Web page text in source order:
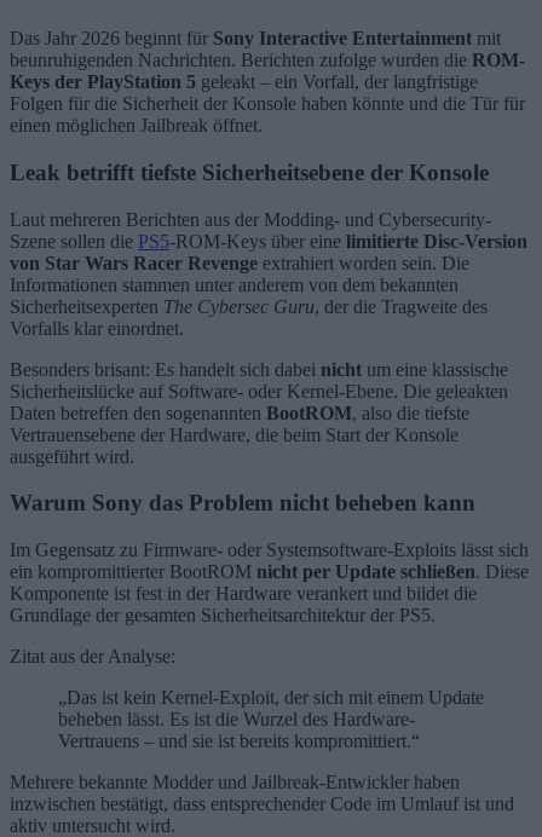
Das Jahr 2026 beginnt für Sony Interactive Entertainment mit
beunruhigenden Nachrichten. Berichten zufolge wurden die ROM-
Keys der PlayStation 5 geleakt – ein Vorfall, der langfristige
Folgen für die Sicherheit der Konsole haben könnte und die Tür für
einen möglichen Jailbreak öffnet.
Leak betrifft tiefste Sicherheitsebene der Konsole
Laut mehreren Berichten aus der Modding- und Cybersecurity-
Szene sollen die PS5-ROM-Keys über eine limitierte Disc-Version
von Star Wars Racer Revenge extrahiert worden sein. Die
Informationen stammen unter anderem von dem bekannten
Sicherheitsexperten The Cybersec Guru, der die Tragweite des
Vorfalls klar einordnet.
Besonders brisant: Es handelt sich dabei nicht um eine klassische
Sicherheitslücke auf Software- oder Kernel-Ebene. Die geleakten
Daten betreffen den sogenannten BootROM, also die tiefste
Vertrauensebene der Hardware, die beim Start der Konsole
ausgeführt wird.
Warum Sony das Problem nicht beheben kann
Im Gegensatz zu Firmware- oder Systemsoftware-Exploits lässt sich
ein kompromittierter BootROM nicht per Update schließen. Diese
Komponente ist fest in der Hardware verankert und bildet die
Grundlage der gesamten Sicherheitsarchitektur der PS5.
Zitat aus der Analyse:
„Das ist kein Kernel-Exploit, der sich mit einem Update
beheben lässt. Es ist die Wurzel des Hardware-
Vertrauens – und sie ist bereits kompromittiert.“
Mehrere bekannte Modder und Jailbreak-Entwickler haben
inzwischen bestätigt, dass entsprechender Code im Umlauf ist und
aktiv untersucht wird.